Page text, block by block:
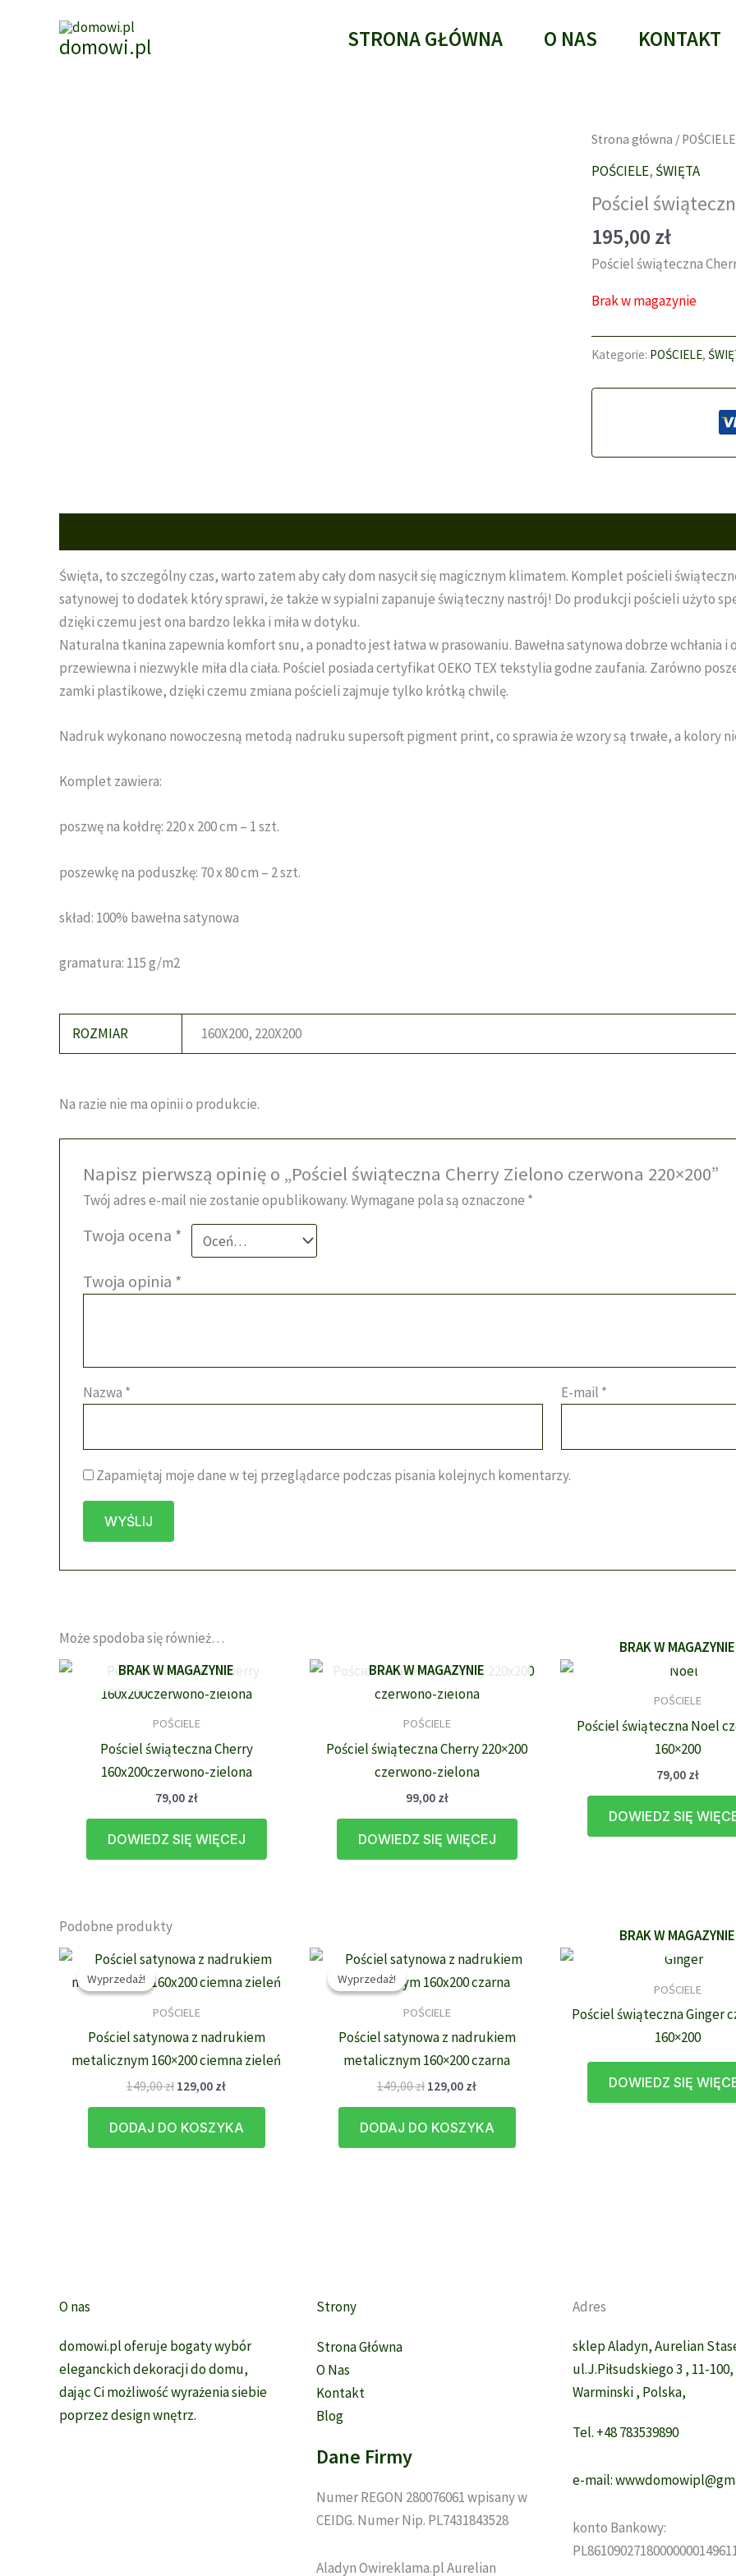
domowi.pl STRONA GŁÓWNA O NAS KONTAKT
Strona główna / POŚCIELE
POŚCIELE, ŚWIĘTA
Pościel
195,00 zł
Pościel świąteczna
Brak w magazynie
Kategorie: POŚCIELE,
Święta, to szczególny czas, warto zatem aby cały dom nasycił się magicznym klimatem. Komplet pościeli
satynowej to dodatek który sprawi, że także w sypialni zapanuje świąteczny nastrój! Do produkcji pościeli użyto
dzięki czemu jest ona bardzo lekka i miła w dotyku.
Naturalna tkanina zapewnia komfort snu, a ponadto jest łatwa w prasowaniu. Bawełna satynowa dobrze wchłania
przewiewna i niezwykle miła dla ciała. Pościel posiada certyfikat OEKO TEX tekstylia godne zaufania. Zarówno
zamki plastikowe, dzięki czemu zmiana pościeli zajmuje tylko krótką chwilę.
Nadruk wykonano nowoczesną metodą nadruku supersoft pigment print, co sprawia że wzory są trwałe, a kolory
Komplet zawiera:
poszwę na kołdrę: 220 x 200 cm – 1 szt.
poszewkę na poduszkę: 70 x 80 cm – 2 szt.
skład: 100% bawełna satynowa
gramatura: 115 g/m2
ROZMIAR 160X200, 220X200
Na razie nie ma opinii o produkcie.
Napisz pierwszą opinię o „Pościel świąteczna Cherry Zielono czerwona 220×200”
Twój adres e-mail nie zostanie opublikowany.Wymagane pola są oznaczone *
Twoja ocena *
Twoja opinia *
Nazwa * E-mail *
Zapamiętaj moje dane w tej przeglądarce podczas pisania kolejnych komentarzy.
Może spodoba się również…
BRAK W MAGAZYNIE
POŚCIELE
Pościel świąteczna Cherry
160x200czerwono-zielona
79,00 zł
DOWIEDZ SIĘ WIĘCEJ
BRAK W MAGAZYNIE
POŚCIELE
Pościel świąteczna Cherry 220×200
czerwono-zielona
99,00 zł
DOWIEDZ SIĘ WIĘCEJ
BRAK W MAGAZYNIE
POŚCIELE
Pościel świąteczna Noel
160×200
79,00 zł
DOWIEDZ SIĘ
Podobne produkty
Wyprzedaż!
Wyprzedaż!
POŚCIELE
Pościel satynowa z nadrukiem
metalicznym 160×200 ciemna zieleń
149,00zł Pierwotna
149,00 zł.
129,00 złAktualna
129,00 zł.
DODAJ DO KOSZYKA
Wyprzedaż!
Wyprzedaż!
POŚCIELE
Pościel satynowa z nadrukiem
metalicznym 160×200 czarna
149,00zł Pierwotna
149,00 zł.
129,00 złAktualna
129,00 zł.
DODAJ DO KOSZYKA
BRAK W MAGAZYNIE
POŚCIELE
Pościel świąteczna Ginger
160×200
DOWIEDZ SIĘ
O nas
domowi.pl oferuje bogaty wybór
eleganckich dekoracji do domu,
dając Ci możliwość wyrażenia siebie
poprzez design wnętrz.
Strony
Strona Główna
O Nas
Kontakt
Blog
Dane Firmy
Numer REGON 280076061 wpisany w
CEIDG. Numer Nip. PL7431843528
Aladyn Owireklama.pl Aurelian
Adres
sklep Aladyn, Aurelian
ul.J.Piłsudskiego 3 , 11-
Warminski , Polska,
Tel. +48 783539890
e-mail:
konto Bankowy: